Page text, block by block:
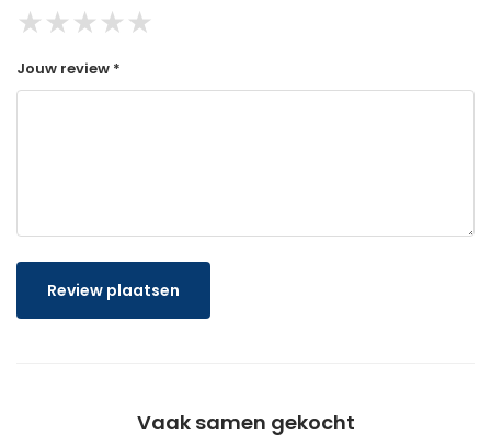
★★★★★
Jouw review *
Review plaatsen
Vaak samen gekocht